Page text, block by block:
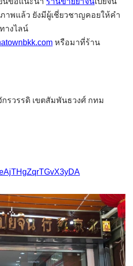
าพแล้ว ยังมีผู้เชี่ยวชาญคอยให้คำ
างไลน์
หรือมาที่ร้าน
รวรรดิ เขตสัมพันธวงศ์ กทม